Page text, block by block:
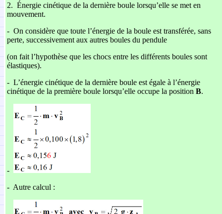
2. Énergie cinétique de la dernière boule lorsqu’elle se met en
mouvement.
- On considère que toute l’énergie de la boule est transférée, sans
perte, successivement aux autres boules du pendule
(on fait l’hypothèse que les chocs entre les différents boules sont
élastiques).
- L’énergie cinétique de la dernière boule est égale à l’énergie
cinétique de la première boule lorsqu’elle occupe la position B.
-
- Autre calcul :